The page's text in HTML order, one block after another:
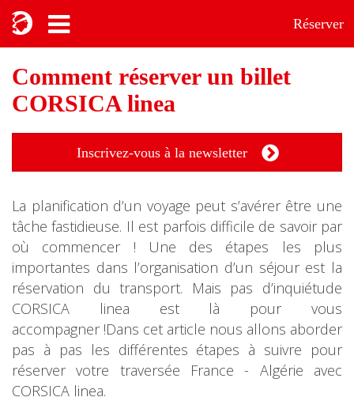
Réserver
Comment réserver un billet
CORSICA linea
Inscrivez-vous à la newsletter
La planification d’un voyage peut s’avérer être une
tâche fastidieuse. Il est parfois difficile de savoir par
où commencer ! Une des étapes les plus
importantes dans l’organisation d’un séjour est la
réservation du transport. Mais pas d’inquiétude
CORSICA linea est là pour vous
accompagner !Dans cet article nous allons aborder
pas à pas les différentes étapes à suivre pour
réserver votre traversée France - Algérie avec
CORSICA linea.